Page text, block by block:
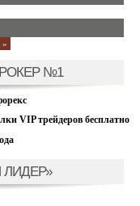
»
№1
VIP трейдеров бесплатно